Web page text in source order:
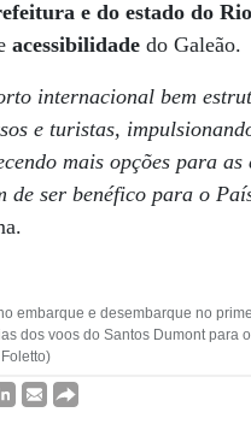
e do estado do
acessibilidade do Galeão.
internacional bem
e turistas,
mais opções para as
de ser benéfico para o
embarque e desembarque no
dos voos do Santos Dumont para